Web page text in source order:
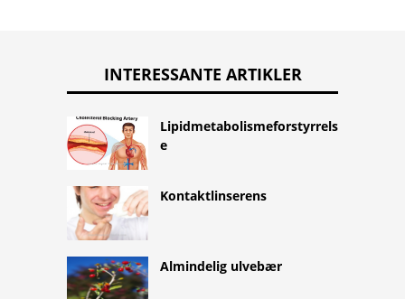
INTERESSANTE ARTIKLER
Lipidmetabolismeforstyrrels
e
Kontaktlinserens
Almindelig ulvebær